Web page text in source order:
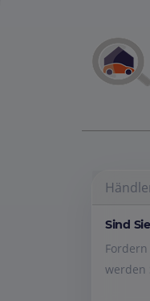
Sind
werden